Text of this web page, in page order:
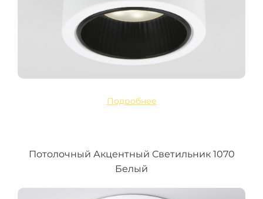
Подробнее
Потолочный Акцентный Светильник 1070
Белый